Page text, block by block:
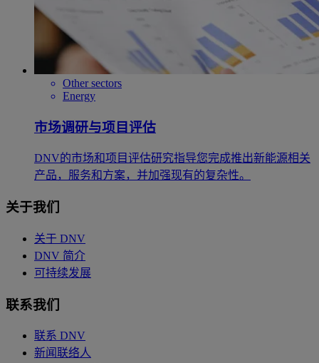
Other sectors
Energy
市场调研与项目评估
DNV的市场和项目评估研究指导您完成推出新能源相关
产品，服务和方案，并加强现有的复杂性。
关于我们
关于 DNV
DNV 简介
可持续发展
联系我们
联系 DNV
新闻联络人